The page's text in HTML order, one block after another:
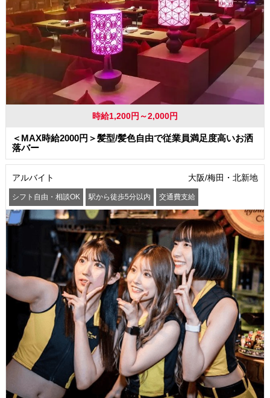
時給1,200円～2,000円
＜MAX時給2000円＞髪型/髪色自由で従業員満足度高いお洒
落バー
アルバイト 大阪/梅田・北新地
シフト自由・相談OK 駅から徒歩5分以内 交通費支給